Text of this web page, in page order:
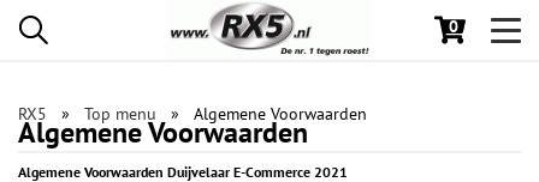
0
RX5 Top menu Algemene Voorwaarden
Algemene Voorwaarden
Algemene Voorwaarden Duijvelaar E-Commerce 2021